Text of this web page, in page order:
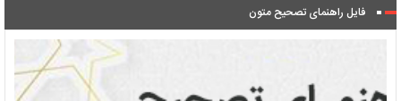
فایل راهنمای تصحیح متون